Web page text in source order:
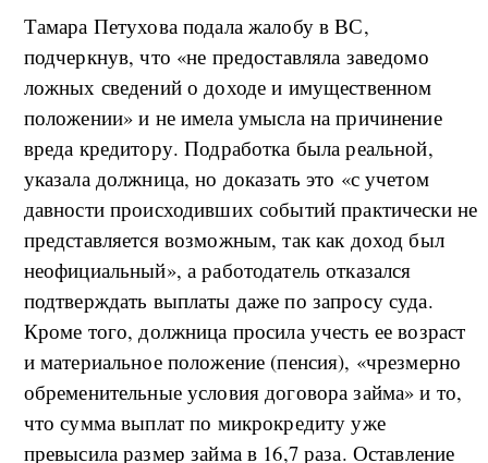
Тамара Петухова подала жалобу в ВС,
подчеркнув, что «не предоставляла заведомо
ложных сведений о доходе и имущественном
положении» и не имела умысла на причинение
вреда кредитору. Подработка была реальной,
указала должница, но доказать это «с учетом
давности происходивших событий практически не
представляется возможным, так как доход был
неофициальный», а работодатель отказался
подтверждать выплаты даже по запросу суда.
Кроме того, должница просила учесть ее возраст
и материальное положение (пенсия), «чрезмерно
обременительные условия договора займа» и то,
что сумма выплат по микрокредиту уже
превысила размер займа в 16,7 раза. Оставление